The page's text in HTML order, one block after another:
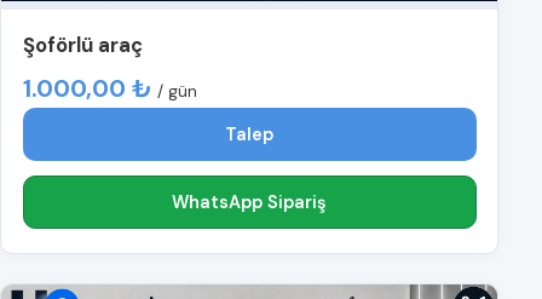
Şoförlü araç
1.000,00 ₺ / gün
Talep
WhatsApp Sipariş